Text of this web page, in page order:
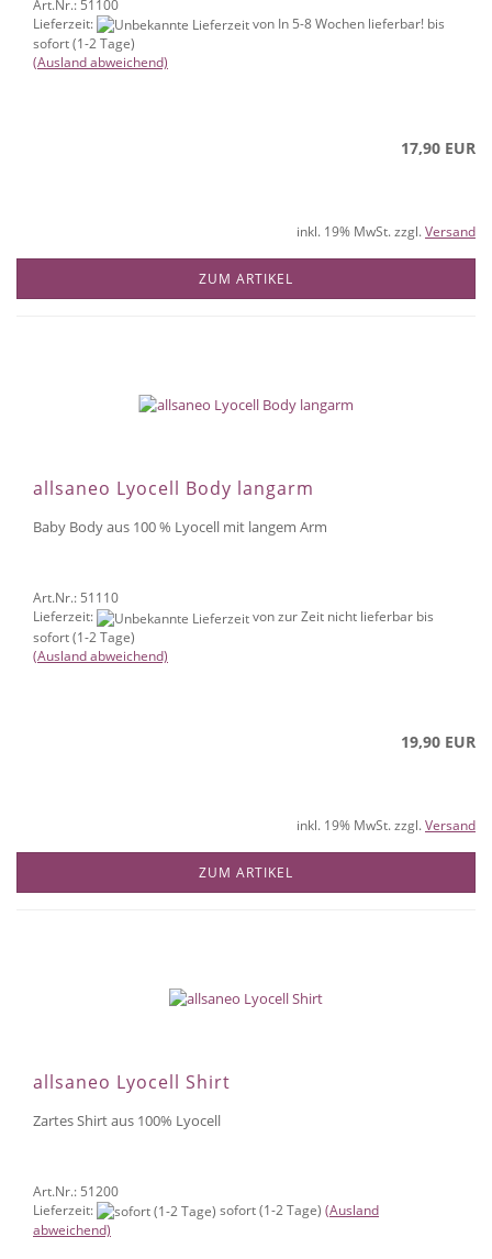
Art.Nr.: 51100
Lieferzeit:
von In 5-8 Wochen lieferbar! bis
sofort (1-2 Tage)
(Ausland abweichend)
17,90 EUR
inkl. 19% MwSt. zzgl.Versand
ZUM ARTIKEL
allsaneo Lyocell Body langarm
Baby Body aus 100 % Lyocell mit langem Arm
Art.Nr.: 51110
Lieferzeit:
von zur Zeit nicht lieferbar bis
sofort (1-2 Tage)
(Ausland abweichend)
19,90 EUR
inkl. 19% MwSt. zzgl.Versand
ZUM ARTIKEL
allsaneo Lyocell Shirt
Zartes Shirt aus 100% Lyocell
Art.Nr.: 51200
Lieferzeit:
sofort (1-2 Tage) (Ausland
abweichend)